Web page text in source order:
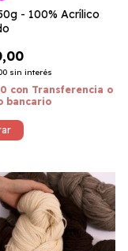
- 100% Acrílico
sin interés
con Transferencia o
bancario